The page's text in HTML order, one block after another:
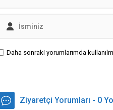
Daha sonraki yorumlarımda
Ziyaretçi Yorumları - 0